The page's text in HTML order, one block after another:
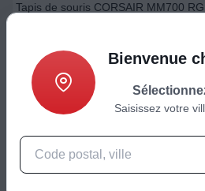
Tapis de souris CORSAIR MM700
50,99€
Ajouter au
Bienvenue
Saisissez votre